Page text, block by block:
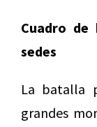
Cuadro de
sedes
La batalla
grandes